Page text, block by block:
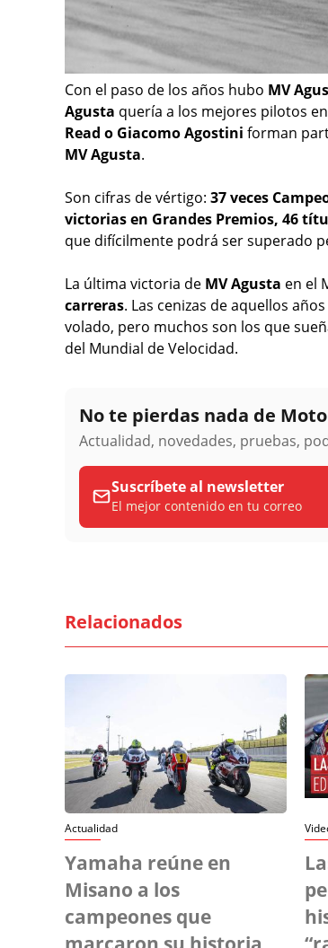
Con el paso de los años hubo MV
Agusta quería a los mejores pilotos
Read o Giacomo Agostini forman
MV Agusta.
Son cifras de vértigo: 37 veces
victorias en Grandes Premios, 46
que difícilmente podrá ser superado
La última victoria de MV Agusta en el
carreras. Las cenizas de aquellos
volado, pero muchos son los que
del Mundial de Velocidad.
No te pierdas nada de
Actualidad, novedades, pruebas,
Suscríbete al newsletter
El mejor contenido en tu correo
Relacionados
Actualidad
Yamaha reúne en
Misano a los
campeones que